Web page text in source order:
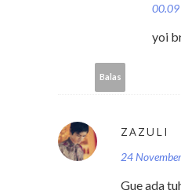
00.09
yoi
Balas
ZAZULI
24
Gue ada